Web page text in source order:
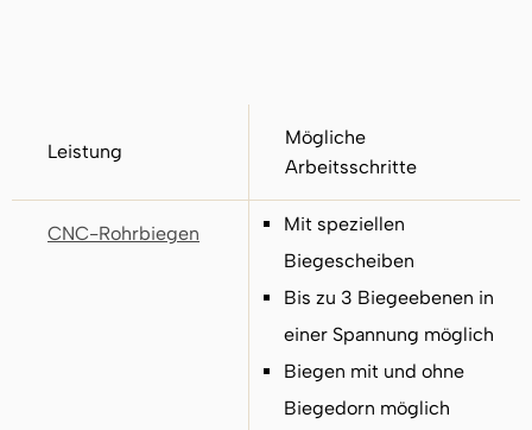
Leistung
Mögliche
Arbeitsschritte
CNC-Rohrbiegen
Mit speziellen
Biegescheiben
Bis zu 3 Biegeebenen in
einer Spannung möglich
Biegen mit und ohne
Biegedorn möglich